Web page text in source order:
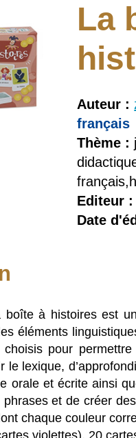
La
Auteur :
français
Thème :
Editeur
Date
boîte à histoires est
éléments
pour
le lexique,
orale et écrite ainsi
et de créer
chaque couleur
violettes), 20